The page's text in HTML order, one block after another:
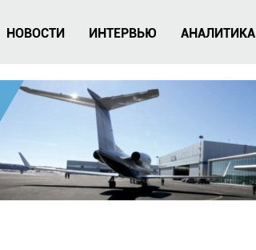
НОВОСТИ ИНТЕРВЬЮ АНАЛИТИКА